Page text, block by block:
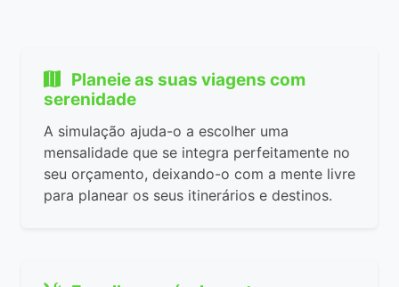
Planeie as suas viagens com
serenidade
A simulação ajuda-o a escolher uma
mensalidade que se integra perfeitamente no
seu orçamento, deixando-o com a mente livre
para planear os seus itinerários e destinos.